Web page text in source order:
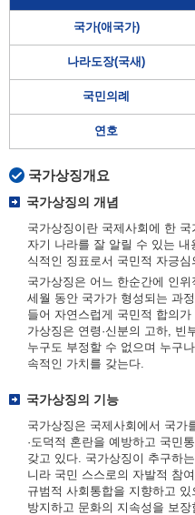
국가(애국가)
나라도장(국새)
국민의례
연호
국가상징개요
국가상징의 개념
국가상징이란 국제사회에 한
자기 나라를 잘 알릴 수 있는 내
식적인 징표로서 국민적 자긍
국가상징은 어느 한순간에 인
세월 동안 국가가 형성되는 과
들어 자연스럽게 국민적 합의
가상징은 연령·신분의 고하, 빈
누구도 부정할 수 없으며 누구
속적인 가치를 갖는다.
국가상징의 기능
국가상징은 국제사회에서 국가
·도덕적 혼란을 예방하고 국민
갖고 있다. 국가상징이 추구하
니라 국민 스스로의 자발적 참
규범적 사회통합을 지향하고
방지하고 문화의 지속성을 보